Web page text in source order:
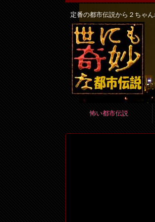
定番の都市伝説から２ちゃ
怖い都市伝説